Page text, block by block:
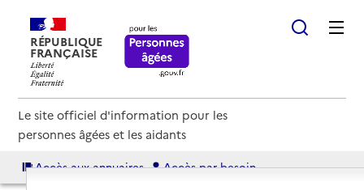
RÉPUBLIQUE
FRANÇAISE
Le site officiel d'information pour les
personnes âgées et les aidants
Accès aux annuaires Accès par besoin